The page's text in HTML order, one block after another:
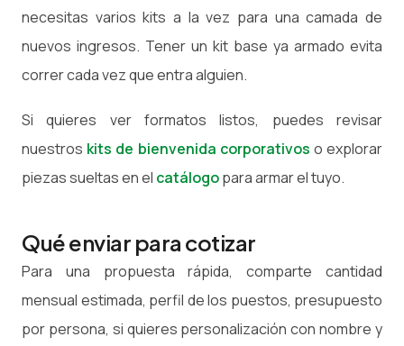
necesitas varios kits a la vez para una camada de
nuevos ingresos. Tener un kit base ya armado evita
correr cada vez que entra alguien.
Si quieres ver formatos listos, puedes revisar
nuestros kits de bienvenida corporativos o explorar
piezas sueltas en el catálogopara armar el tuyo.
Qué enviar para cotizar
Para una propuesta rápida, comparte cantidad
mensual estimada, perfil de los puestos, presupuesto
por persona, si quieres personalización con nombre y